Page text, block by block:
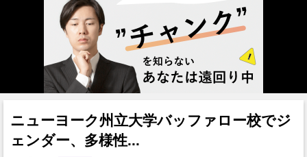
ニューヨーク州立大学バッファロー校でジ
ェンダー、多様性...